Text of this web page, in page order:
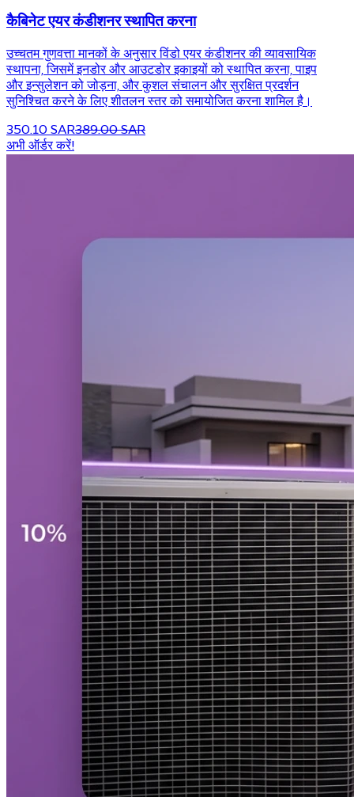
कैबिनेट एयर कंडीशनर स्थापित करना
उच्चतम गुणवत्ता मानकों के अनुसार विंडो एयर कंडीशनर की व्यावसायिक
स्थापना, जिसमें इनडोर और आउटडोर इकाइयों को स्थापित करना, पाइप
और इन्सुलेशन को जोड़ना, और कुशल संचालन और सुरक्षित प्रदर्शन
सुनिश्चित करने के लिए शीतलन स्तर को समायोजित करना शामिल है।
350.10 SAR389.00 SAR
अभी ऑर्डर करें!